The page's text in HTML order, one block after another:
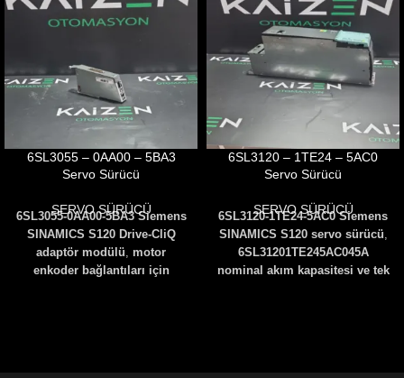
6SL3055 – 0AA00 – 5BA3
Servo Sürücü
SERVO SÜRÜCÜ
6SL3055-0AA00-5BA3 Siemens
SINAMICS S120 Drive-CliQ
adaptör modülü, motor
enkoder bağlantıları için
6SL3120 – 1TE24 – 5AC0
Servo Sürücü
SERVO SÜRÜCÜ
6SL3120-1TE24-5AC0 Siemens
SINAMICS S120 servo sürücü,
6SL31201TE245AC045A
nominal akım kapasitesi ve tek